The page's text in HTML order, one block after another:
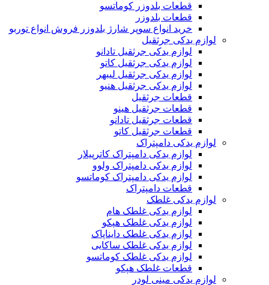
قطعات بلدوزر کوماتسو
قطعات بلدوزر
خرید انواع سوپر شارژ بلدوزر فروش انواع توربو
لوازم یدکی جرثقیل
لوازم یدکی جرثقیل تادانو
لوازم یدکی جرثقیل کاتو
لوازم یدکی جرثقیل لیبهر
لوازم یدکی جرثقیل هنیو
قطعات جرثقیل
قطعات جرثقیل هینو
قطعات جرثقیل تادانو
قطعات جرثقیل کاتو
لوازم یدکی دامپتراک
لوازم یدکی دامپتراک کاترپیلار
لوازم یدکی دامپتراک ولوو
لوازم یدکی دامپتراک کوماتسو
قطعات دامپتراک
لوازم یدکی غلطک
لوازم یدکی غلطک هام
لوازم یدکی غلطک هپکو
لوازم یدکی غلطک دایناپاک
لوازم یدکی غلطک ساکایی
لوازم یدکی غلطک کوماتسو
قطعات غلطک هپکو
لوازم یدکی مینی لودر